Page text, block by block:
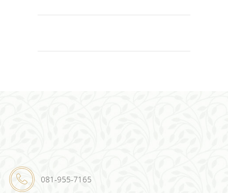
081-955-7165